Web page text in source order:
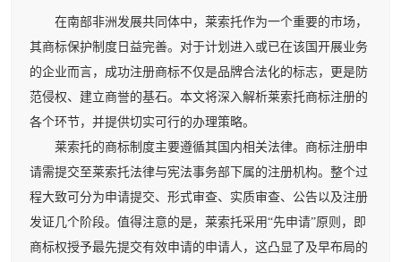
在南部非洲发展共同体中，莱索托作为一个重要的市场，
其商标保护制度日益完善。对于计划进入或已在该国开展业务
的企业而言，成功注册商标不仅是品牌合法化的标志，更是防
范侵权、建立商誉的基石。本文将深入解析莱索托商标注册的
各个环节，并提供切实可行的办理策略。
莱索托的商标制度主要遵循其国内相关法律。商标注册申
请需提交至莱索托法律与宪法事务部下属的注册机构。整个过
程大致可分为申请提交、形式审查、实质审查、公告以及注册
发证几个阶段。值得注意的是，莱索托采用“先申请”原则，即
商标权授予最先提交有效申请的申请人，这凸显了及早布局的